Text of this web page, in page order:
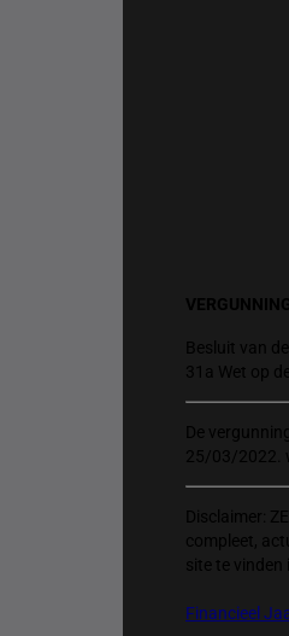
Besluit van
31a Wet op
De
25/03/2022.
Disclaimer:
compleet,
site te vinden
Financieel